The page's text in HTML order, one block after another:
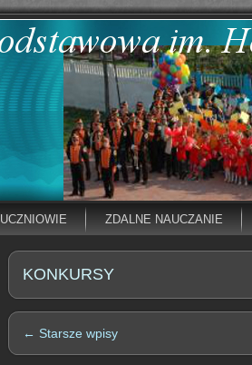
UCZNIOWIE ZDALNE NAUCZANIE
KONKURSY
← Starsze wpisy